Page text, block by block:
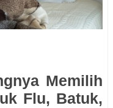
Memilih
Flu, Batuk,